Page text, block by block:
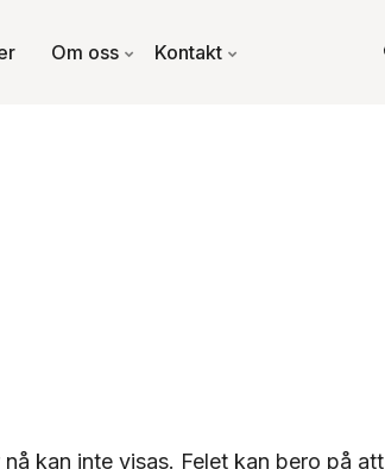
Om oss Kontakt
kan inte visas. Felet kan bero på att